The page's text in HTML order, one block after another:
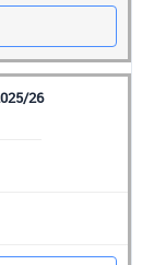
26